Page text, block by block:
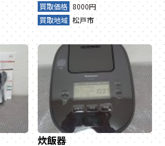
買取価格 8000円
買取地域 松戸市
炊飯器